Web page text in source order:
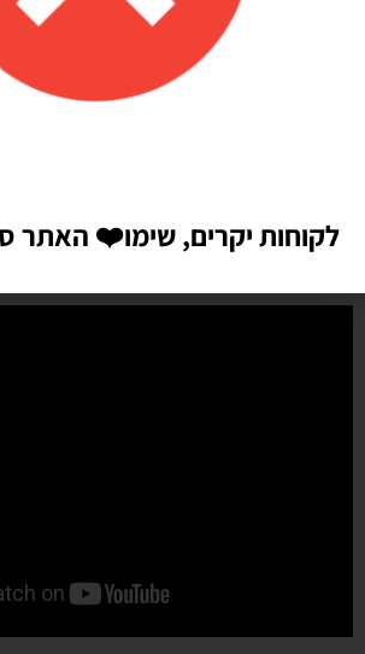
איכות מדהימה!
הזמנתי בלונים כדי לעצב קשת ליום הולדת של הבן
מהר מהמצופה!! הכל באיכות מדהימה, בצבעים יפים
שיהיו!! התמונות מדברות בעד עצמן!! ממליצה
לקוחות יקרים, שימו❤️ האתר